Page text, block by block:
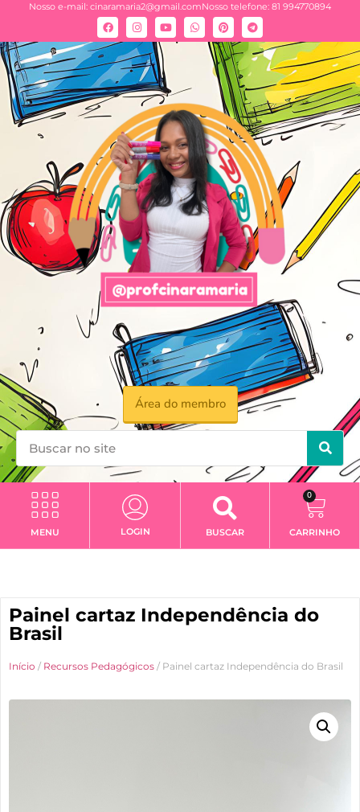
Nosso e-mail: cinaramaria2@gmail.comNosso telefone: 81 994770894
Área do membro
MENU LOGIN BUSCAR
0
CARRINHO
Painel cartaz Independência do
Brasil
Início / Recursos Pedagógicos / Painel cartaz Independência do Brasil